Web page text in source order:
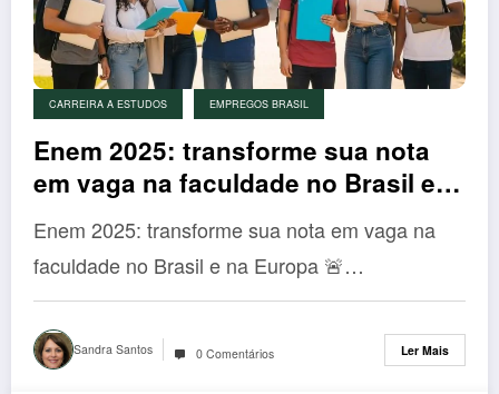
CARREIRA A ESTUDOS EMPREGOS BRASIL
Enem 2025: transforme sua nota
em vaga na faculdade no Brasil e
até na Europa; veja como!
Enem 2025: transforme sua nota em vaga na
faculdade no Brasil e na Europa 🚨…
Sandra Santos 0 Comentários Ler Mais